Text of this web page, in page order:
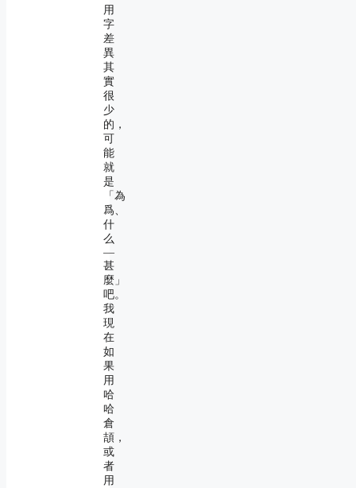
用
字
差
異
其
實
很
少
的，
可
能
就
是
「為
爲、
什
么
―
甚
麼」
吧。
我
現
在
如
果
用
哈
哈
倉
頡，
或
者
用